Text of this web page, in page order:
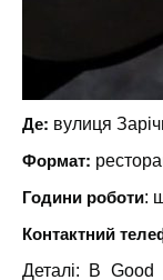
Де: вулиця
Формат:
Години роботи:
Контактний
Деталі: В Good